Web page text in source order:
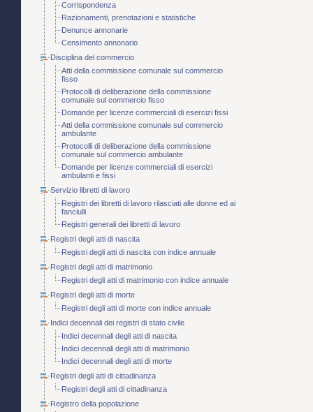
Corrispondenza
Razionamenti, prenotazioni e statistiche
Denunce annonarie
Censimento annonario
Disciplina del commercio
Atti della commissione comunale sul commercio
fisso
Protocolli di deliberazione della commissione
comunale sul commercio fisso
Domande per licenze commerciali di esercizi fissi
Atti della commissione comunale sul commercio
ambulante
Protocolli di deliberazione della commissione
comunale sul commercio ambulante
Domande per licenze commerciali di esercizi
ambulanti e fissi
Servizio libretti di lavoro
Registri dei libretti di lavoro rilasciati alle donne ed ai
fanciulli
Registri generali dei libretti di lavoro
Registri degli atti di nascita
Registri degli atti di nascita con indice annuale
Registri degli atti di matrimonio
Registri degli atti di matrimonio con indice annuale
Registri degli atti di morte
Registri degli atti di morte con indice annuale
Indici decennali dei registri di stato civile
Indici decennali degli atti di nascita
Indici decennali degli atti di matrimonio
Indici decennali degli atti di morte
Registri degli atti di cittadinanza
Registri degli atti di cittadinanza
Registro della popolazione